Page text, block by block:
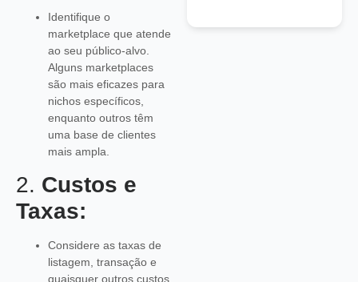
Identifique o
marketplace que atende
ao seu público-alvo.
Alguns marketplaces
são mais eficazes para
nichos específicos,
enquanto outros têm
uma base de clientes
mais ampla.
2. Custos e
Taxas:
Considere as taxas de
listagem, transação e
quaisquer outros custos